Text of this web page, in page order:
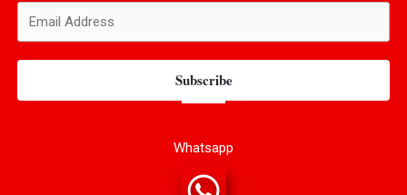
Subscribe
Whatsapp